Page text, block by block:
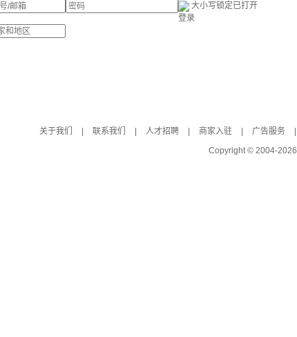
大小写锁定已打开
登录
关于我们
联系我们 人才招聘 商家入驻 广告服务
Copyright © 2004-2026